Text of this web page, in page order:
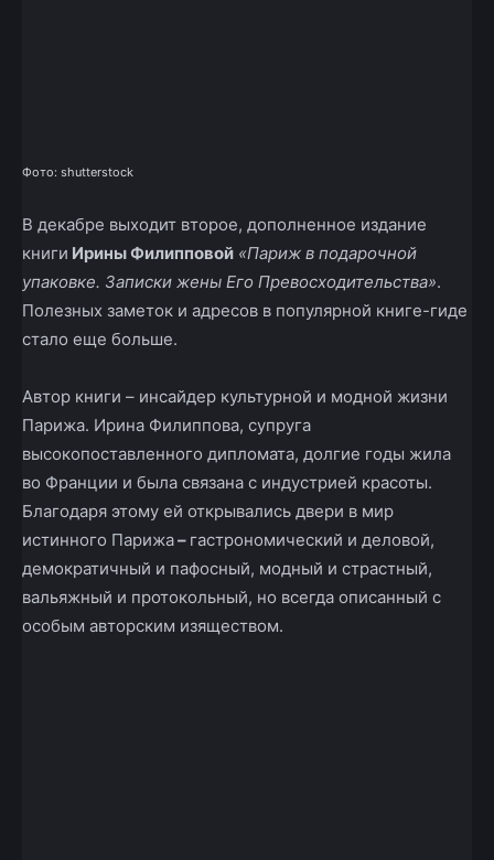
Фото: shutterstock
В декабре выходит второе, дополненное издание
книги Ирины Филипповой «Париж в подарочной
упаковке. Записки жены Его Превосходительства».
Полезных заметок и адресов в популярной книге-гиде
стало еще больше.
Автор книги – инсайдер культурной и модной жизни
Парижа. Ирина Филиппова, супруга
высокопоставленного дипломата, долгие годы жила
во Франции и была связана с индустрией красоты.
Благодаря этому ей открывались двери в мир
истинного Парижа– гастрономический и деловой,
демократичный и пафосный, модный и страстный,
вальяжный и протокольный, но всегда описанный с
особым авторским изяществом.